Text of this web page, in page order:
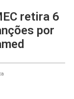
retira 6
por